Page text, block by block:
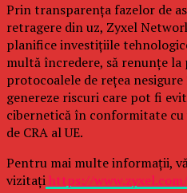
Prin transparența fazelor de
retragere din uz, Zyxel
planifice investițiile
multă încredere, să renunțe
protocoalele de rețea nesigure
genereze riscuri care pot fi
cibernetică în conformitate
de CRA al UE.
Pentru mai multe informații,
vizitațihttps://